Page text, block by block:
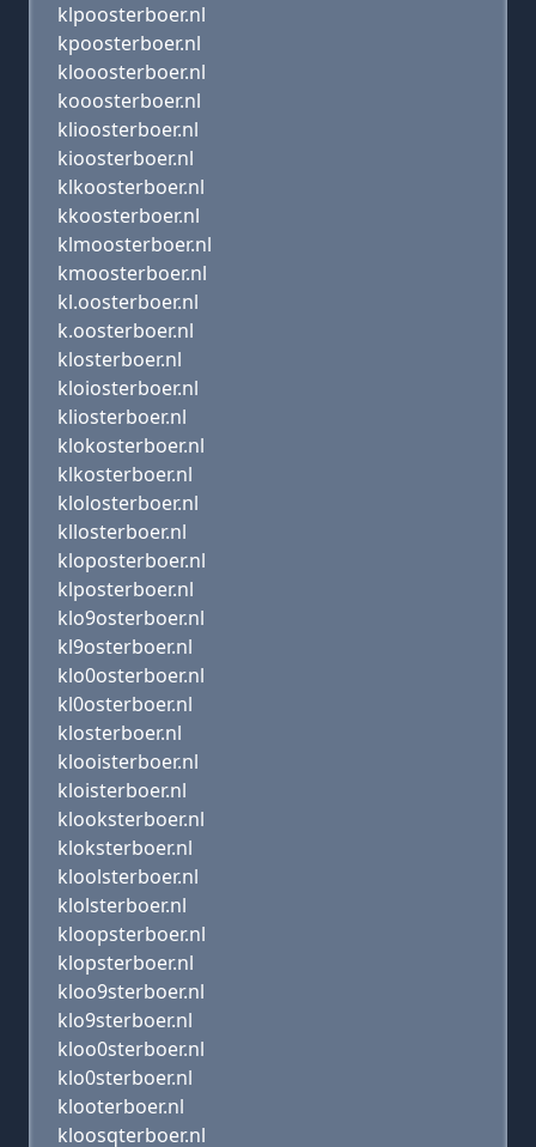
klpoosterboer.nl
kpoosterboer.nl
klooosterboer.nl
kooosterboer.nl
klioosterboer.nl
kioosterboer.nl
klkoosterboer.nl
kkoosterboer.nl
klmoosterboer.nl
kmoosterboer.nl
kl.oosterboer.nl
k.oosterboer.nl
klosterboer.nl
kloiosterboer.nl
kliosterboer.nl
klokosterboer.nl
klkosterboer.nl
klolosterboer.nl
kllosterboer.nl
kloposterboer.nl
klposterboer.nl
klo9osterboer.nl
kl9osterboer.nl
klo0osterboer.nl
kl0osterboer.nl
klosterboer.nl
klooisterboer.nl
kloisterboer.nl
klooksterboer.nl
kloksterboer.nl
kloolsterboer.nl
klolsterboer.nl
kloopsterboer.nl
klopsterboer.nl
kloo9sterboer.nl
klo9sterboer.nl
kloo0sterboer.nl
klo0sterboer.nl
klooterboer.nl
kloosqterboer.nl